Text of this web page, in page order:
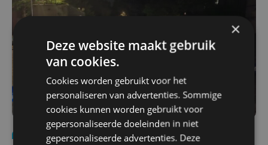
Nieuws
di 4 augustus | 09:32
×
Deze website maakt gebruik
van cookies.
Cookies worden gebruikt voor het
personaliseren van advertenties. Sommige
cookies kunnen worden gebruikt voor
gepersonaliseerde doeleinden in niet
gepersonaliseerde advertenties. Deze